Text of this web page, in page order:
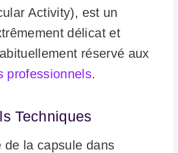
Activity), est un
délicat et
réservé aux
professionnels.
Techniques
de la capsule dans